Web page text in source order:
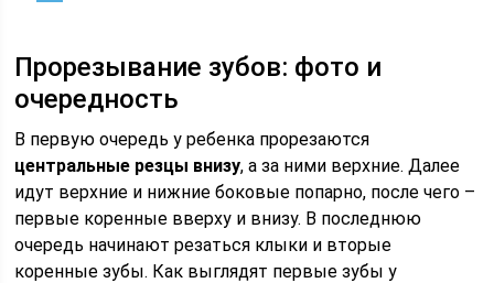
Прорезывание зубов: фото и
очередность
В первую очередь у ребенка прорезаются
центральные резцы внизу, а за ними верхние. Далее
идут верхние и нижние боковые попарно, после чего –
первые коренные вверху и внизу. В последнюю
очередь начинают резаться клыки и вторые
коренные зубы. Как выглядят первые зубы у